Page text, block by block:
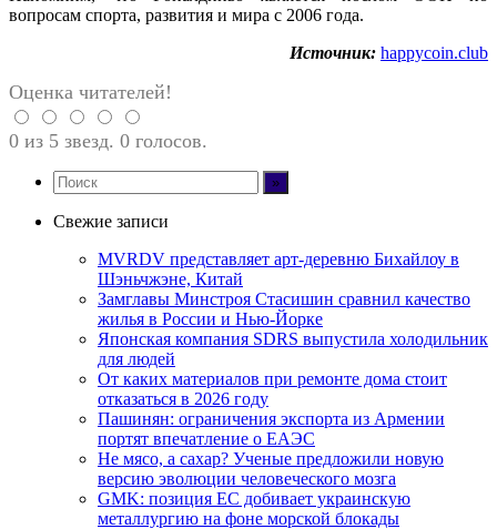
вопросам спорта, развития и мира с 2006 года.
Источник: happycoin.club
Оценка читателей!
0 из 5 звезд. 0 голосов.
Свежие записи
MVRDV представляет арт-деревню Бихайлоу в
Шэньчжэне, Китай
Замглавы Минстроя Стасишин сравнил качество
жилья в России и Нью-Йорке
Японская компания SDRS выпустила холодильник
для людей
От каких материалов при ремонте дома стоит
отказаться в 2026 году
Пашинян: ограничения экспорта из Армении
портят впечатление о ЕАЭС
Не мясо, а сахар? Ученые предложили новую
версию эволюции человеческого мозга
GMK: позиция ЕС добивает украинскую
металлургию на фоне морской блокады